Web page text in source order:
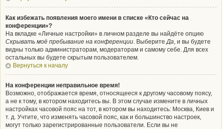
Как избежать появления моего имени в списке «Кто сейчас на
конференции»?
На вкладке «Личные настройки» в личном разделе вы найдёте опцию
Скрывать моё пребывание на конференции. ВыберитеДа, и вы будете
видны только администраторам, модераторам и самому себе. Для всех
остальных вы будете скрытым пользователем.
Вернуться к началу
На конференции неправильное время!
Возможно, отображается время, относящееся к другому часовому поясу,
а не к тому, в котором находитесь вы. В этом случае измените в личных
настройках часовой пояс на тот, в котором вы находитесь: Москва, Киев и
т. д. Учтите, что изменять часовой пояс, как и большинство настроек,
могут только зарегистрированные пользователи. Если вы не